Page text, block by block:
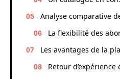
Analyse comparative
La flexibilité des
Les avantages de la
Retour